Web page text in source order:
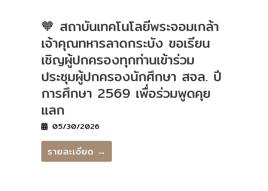
🧡 สถาบันเทคโนโลยีพระจอมเกล้า
เจ้าคุณทหารลาดกระบัง ขอเรียน
เชิญผู้ปกครองทุกท่านเข้าร่วม
ประชุมผู้ปกครองนักศึกษา สจล. ปี
การศึกษา 2569 เพื่อร่วมพูดคุย
แลก
05/30/2026
รายละเอียด →